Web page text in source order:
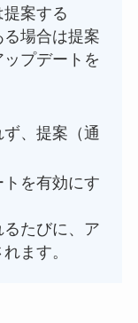
案する
場合は提案
ップデートを
、提案（通
を有効にす
たびに、ア
ます。